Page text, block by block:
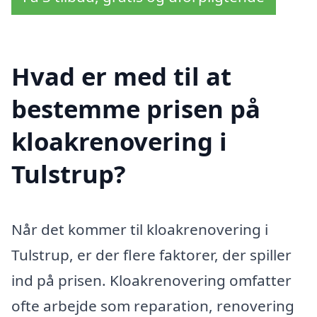
Hvad er med til at
bestemme prisen på
kloakrenovering i
Tulstrup?
Når det kommer til kloakrenovering i
Tulstrup, er der flere faktorer, der spiller
ind på prisen. Kloakrenovering omfatter
ofte arbejde som reparation, renovering